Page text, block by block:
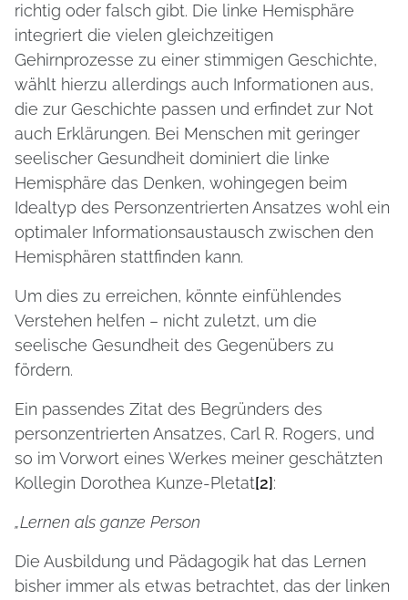
richtig oder falsch gibt. Die linke Hemisphäre
integriert die vielen gleichzeitigen
Gehirnprozesse zu einer stimmigen Geschichte,
wählt hierzu allerdings auch Informationen aus,
die zur Geschichte passen und erfindet zur Not
auch Erklärungen. Bei Menschen mit geringer
seelischer Gesundheit dominiert die linke
Hemisphäre das Denken, wohingegen beim
Idealtyp des Personzentrierten Ansatzes wohl ein
optimaler Informationsaustausch zwischen den
Hemisphären stattfinden kann.
Um dies zu erreichen, könnte einfühlendes
Verstehen helfen – nicht zuletzt, um die
seelische Gesundheit des Gegenübers zu
fördern.
Ein passendes Zitat des Begründers des
personzentrierten Ansatzes, Carl R. Rogers, und
so im Vorwort eines Werkes meiner geschätzten
Kollegin Dorothea Kunze-Pletat[2]:
„Lernen als ganze Person
Die Ausbildung und Pädagogik hat das Lernen
bisher immer als etwas betrachtet, das der linken